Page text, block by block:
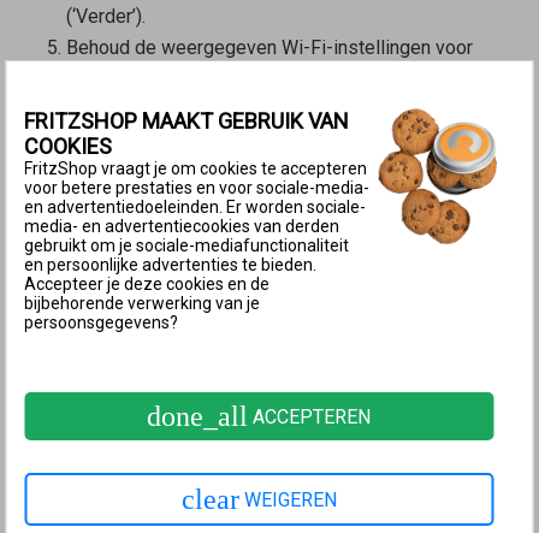
(‘Verder’).
Behoud de weergegeven Wi-Fi-instellingen voor
(‘Verder’).
Klik op ‘Voltooien’ om de instellingen op te slaan.
4 FRITZ!Powerline-apparaat met een druk
op de knop in het Mesh-netwerk opnemen
Het apparaat wordt met een druk op de knop in het
Mesh-netwerk opgenomen. Het maakt niet uit of je
eerst op de toets van deMesh Master
Druk kort (ca. 1 seconde) op de Connect-toets (zie
tabel) van het FRITZ!Powerline-apparaat en laat de
knipperen afhankelijk van het model
FRITZ!Powerline tegelijkertijd nog verschillende
FRITZSHOP MAAKT GEBRUIK VAN
COOKIES
FritzShop vraagt je om cookies te accepteren
voor betere prestaties en voor sociale-media-
en advertentiedoeleinden. Er worden sociale-
media- en advertentiecookies van derden
gebruikt om je sociale-mediafunctionaliteit
en persoonlijke advertenties te bieden.
Accepteer je deze cookies en de
bijbehorende verwerking van je
persoonsgegevens?
done_all ACCEPTEREN
clear WEIGEREN